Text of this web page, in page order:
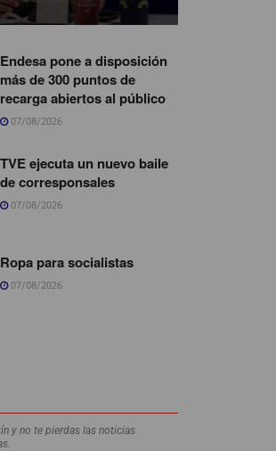
Endesa pone a disposición
más de 300 puntos de
recarga abiertos al público
07/08/2026
TVE ejecuta un nuevo baile
de corresponsales
07/08/2026
Ropa para socialistas
07/08/2026
y no te pierdas las noticias